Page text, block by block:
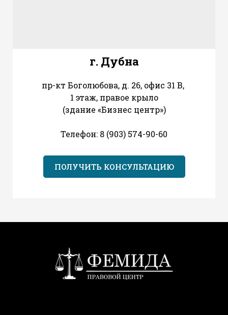
г. Дубна
пр-кт Боголюбова, д. 26, офис 31 В,
1 этаж, правое крыло
(здание «Бизнес центр»)
Телефон: 8 (903) 574-90-60
ПОЛУЧИТЬ КОНСУЛЬТАЦИЮ